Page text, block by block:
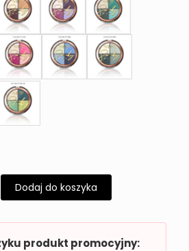
Dodaj do koszyka
produkt promocyjny: